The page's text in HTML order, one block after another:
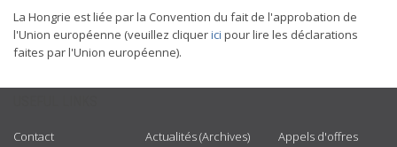
La Hongrie est liée par la Convention du fait de l'approbation de
l'Union européenne (veuillez cliquerici pour lire les déclarations
faites par l'Union européenne).
Contact
Actualités (Archives)
Appels d'offres